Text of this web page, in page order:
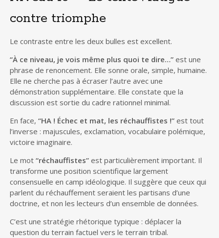
contre triomphe
Le contraste entre les deux bulles est excellent.
“À ce niveau, je vois même plus quoi te dire…” est une
phrase de renoncement. Elle sonne orale, simple, humaine.
Elle ne cherche pas à écraser l’autre avec une
démonstration supplémentaire. Elle constate que la
discussion est sortie du cadre rationnel minimal.
En face, “HA ! Échec et mat, les réchauffistes !” est tout
l’inverse : majuscules, exclamation, vocabulaire polémique,
victoire imaginaire.
Le mot “réchauffistes” est particulièrement important. Il
transforme une position scientifique largement
consensuelle en camp idéologique. Il suggère que ceux qui
parlent du réchauffement seraient les partisans d’une
doctrine, et non les lecteurs d’un ensemble de données.
C’est une stratégie rhétorique typique : déplacer la
question du terrain factuel vers le terrain tribal.